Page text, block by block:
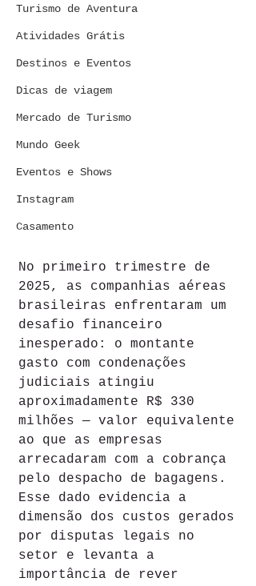
Turismo de Aventura
Atividades Grátis
Destinos e Eventos
Dicas de viagem
Mercado de Turismo
Mundo Geek
Eventos e Shows
Instagram
Casamento
No primeiro trimestre de
2025, as companhias aéreas
brasileiras enfrentaram um
desafio financeiro
inesperado: o montante
gasto com condenações
judiciais atingiu
aproximadamente R$ 330
milhões — valor equivalente
ao que as empresas
arrecadaram com a cobrança
pelo despacho de bagagens.
Esse dado evidencia a
dimensão dos custos gerados
por disputas legais no
setor e levanta a
importância de rever